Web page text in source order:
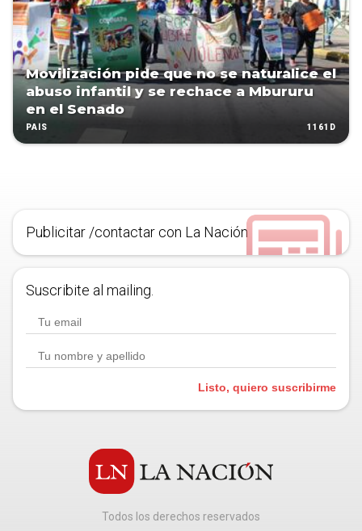
Movilización pide que no se naturalice el
abuso infantil y se rechace a Mbururu
en el Senado
PAÍS 1161D
Publicitar /contactar con La Nación
Suscribite al mailing.
Listo, quiero suscribirme
Todos los derechos reservados